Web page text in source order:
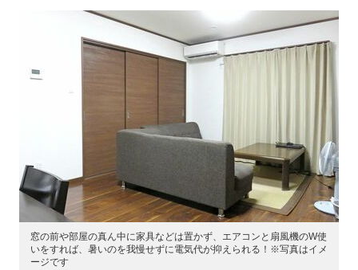
窓の前や部屋の真ん中に家具などは置かず、エアコンと扇風機のW使
いをすれば、暑いのを我慢せずに電気代が抑えられる！※写真はイメ
ージです